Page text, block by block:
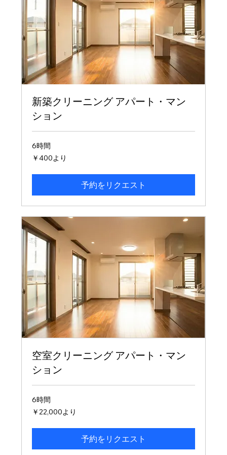
新築クリーニング アパート・マン
ション
6時間
400
円
り
￥400より
予約をリクエスト
空室クリーニング アパート・マン
ション
6時間
22,000
円
り
￥22,000より
予約をリクエスト